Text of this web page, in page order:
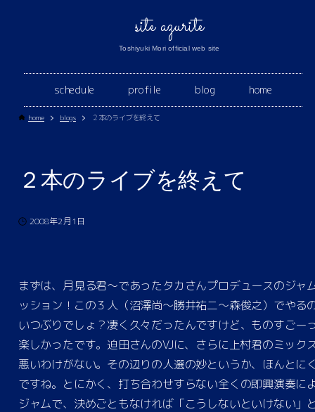
site azurite
Toshiyuki Mori official web site
schedule profile blog home
home blogs ２本のライブを終えて
２本のライブを終えて
2008年2月1日
まずは、月見る君〜であったタカさんプロデュースのジャ
ッション！この３人（沼澤尚〜勝井祐二〜森俊之）でやる
いつぶりでしょ？凄く久々だったんですけど、ものすごー
楽しかったです。迫田さんのVJに、さらに上村君のミック
悪いわけがない。その辺りの人選の妙というか、ほんとに
ですね。とにかく、打ち合わせすらない全くの即興演奏に
ジャムで、決めごともなければ「こうしないといけない」